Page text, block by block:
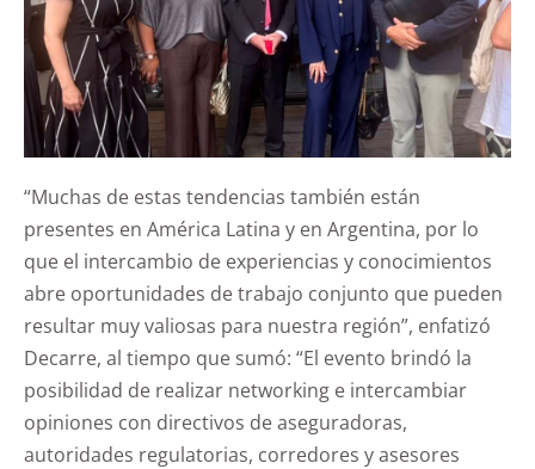
“Muchas de estas tendencias también están
presentes en América Latina y en Argentina, por lo
que el intercambio de experiencias y conocimientos
abre oportunidades de trabajo conjunto que pueden
resultar muy valiosas para nuestra región”, enfatizó
Decarre, al tiempo que sumó: “El evento brindó la
posibilidad de realizar networking e intercambiar
opiniones con directivos de aseguradoras,
autoridades regulatorias, corredores y asesores